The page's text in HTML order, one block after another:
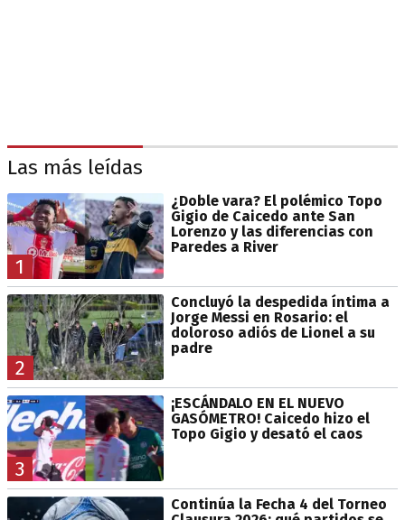
Las más leídas
1
¿Doble vara? El polémico Topo
Gigio de Caicedo ante San
Lorenzo y las diferencias con
Paredes a River
2
Concluyó la despedida íntima a
Jorge Messi en Rosario: el
doloroso adiós de Lionel a su
padre
3
¡ESCÁNDALO EN EL NUEVO
GASÓMETRO! Caicedo hizo el
Topo Gigio y desató el caos
Continúa la Fecha 4 del Torneo